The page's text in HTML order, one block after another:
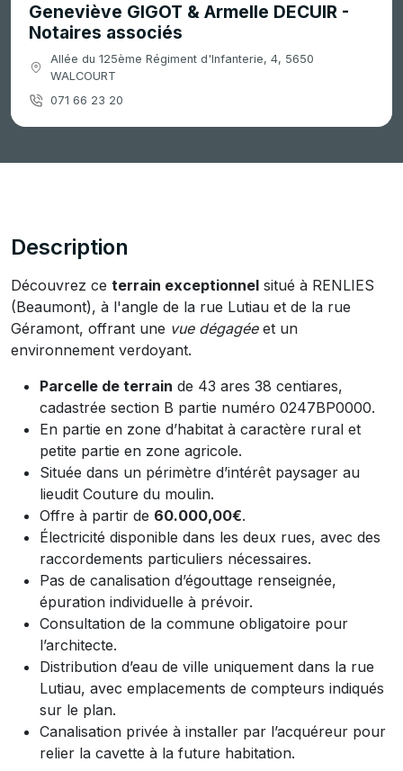
Geneviève GIGOT & Armelle DECUIR -
Notaires associés
Allée du 125ème Régiment d'Infanterie, 4, 5650
WALCOURT
071 66 23 20
Description
Découvrez ce terrain exceptionnel situé à RENLIES
(Beaumont), à l'angle de la rue Lutiau et de la rue
Géramont, offrant une vue dégagéeet un
environnement verdoyant.
Parcelle de terrain de 43 ares 38 centiares,
cadastrée section B partie numéro 0247BP0000.
En partie en zone d’habitat à caractère rural et
petite partie en zone agricole.
Située dans un périmètre d’intérêt paysager au
lieudit Couture du moulin.
Offre à partir de 60.000,00€.
Électricité disponible dans les deux rues, avec des
raccordements particuliers nécessaires.
Pas de canalisation d’égouttage renseignée,
épuration individuelle à prévoir.
Consultation de la commune obligatoire pour
l’architecte.
Distribution d’eau de ville uniquement dans la rue
Lutiau, avec emplacements de compteurs indiqués
sur le plan.
Canalisation privée à installer par l’acquéreur pour
relier la cavette à la future habitation.